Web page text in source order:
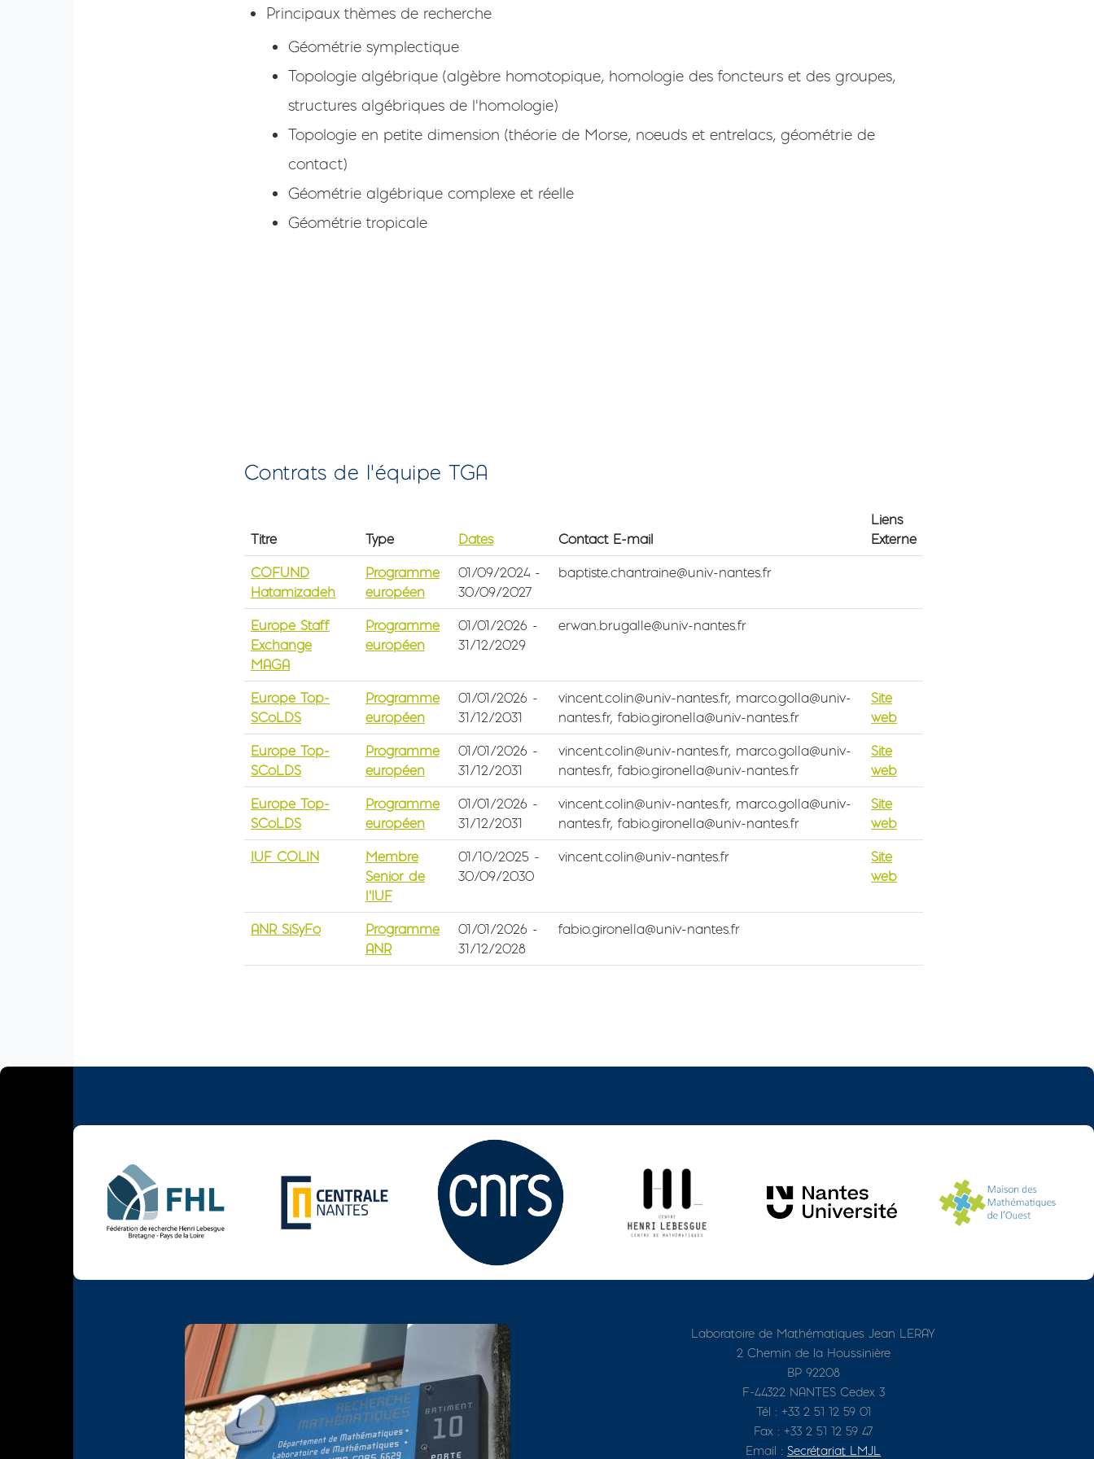
Principaux thèmes de recherche
Géométrie symplectique
Topologie algébrique (algèbre homotopique, homologie des foncteurs et des groupes,
structures algébriques de l'homologie)
Topologie en petite dimension (théorie de Morse, noeuds et entrelacs, géométrie de
contact)
Géométrie algébrique complexe et réelle
Géométrie tropicale
Contrats de l'équipe TGA
Titre Type Dates Contact E-mail
Liens
Externe
COFUND
Hatamizadeh
Programme
européen
01/09/2024 -
30/09/2027
baptiste.chantraine@univ-nantes.fr
Europe Staff
Exchange
MAGA
Programme
européen
01/01/2026 -
31/12/2029
erwan.brugalle@univ-nantes.fr
Europe Top-
SCoLDS
Programme
européen
01/01/2026 -
31/12/2031
vincent.colin@univ-nantes.fr, marco.golla@univ-
nantes.fr, fabio.gironella@univ-nantes.fr
Site
web
Europe Top-
SCoLDS
Programme
européen
01/01/2026 -
31/12/2031
vincent.colin@univ-nantes.fr, marco.golla@univ-
nantes.fr, fabio.gironella@univ-nantes.fr
Site
web
Europe Top-
SCoLDS
Programme
européen
01/01/2026 -
31/12/2031
vincent.colin@univ-nantes.fr, marco.golla@univ-
nantes.fr, fabio.gironella@univ-nantes.fr
Site
web
IUF COLIN
Membre
Senior de
l'IUF
01/10/2025 -
30/09/2030
vincent.colin@univ-nantes.fr
Site
web
ANR SiSyFo
Programme
ANR
01/01/2026 -
31/12/2028
fabio.gironella@univ-nantes.fr
Laboratoire de Mathématiques Jean LERAY
2 Chemin de la Houssinière
BP 92208
F-44322 NANTES Cedex 3
Tél : +33 2 51 12 59 01
Fax : +33 2 51 12 59 47
Email : Secrétariat LMJL